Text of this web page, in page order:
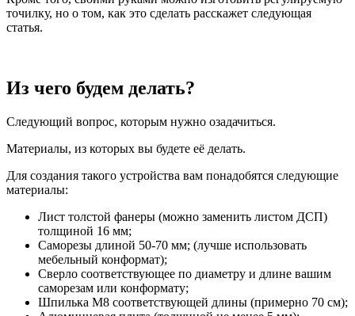
точилку, но о том, как это сделать расскажет следующая
статья.
Из чего будем делать?
Следующий вопрос, которым нужно озадачиться.
Материалы, из которых вы будете её делать.
Для создания такого устройства вам понадобятся следующие
материалы:
Лист толстой фанеры (можно заменить листом ДСП)
толщиной 16 мм;
Саморезы длиной 50-70 мм; (лучше использовать
мебельный конформат);
Сверло соответствующее по диаметру и длине вашим
саморезам или конформату;
Шпилька М8 соответствующей длины (примерно 70 см);